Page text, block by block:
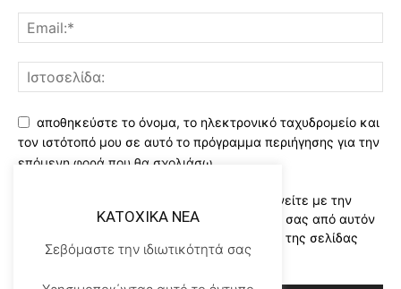
αποθηκεύστε το όνομα, το ηλεκτρονικό ταχυδρομείο και
τον ιστότοπό μου σε αυτό το πρόγραμμα περιήγησης για την
επόμενη φορά που θα σχολιάσω.
Χρησιμοποιώντας αυτό το έντυπο συμφωνείτε με την
αποθήκευση και χειρισμό των δεδομένων σας από αυτόν
τον ιστότοπο..Διαβάστε του ορους χρήσης της σελίδας
μας*
KATOXIKA NEA
Σεβόμαστε την ιδιωτικότητά σας